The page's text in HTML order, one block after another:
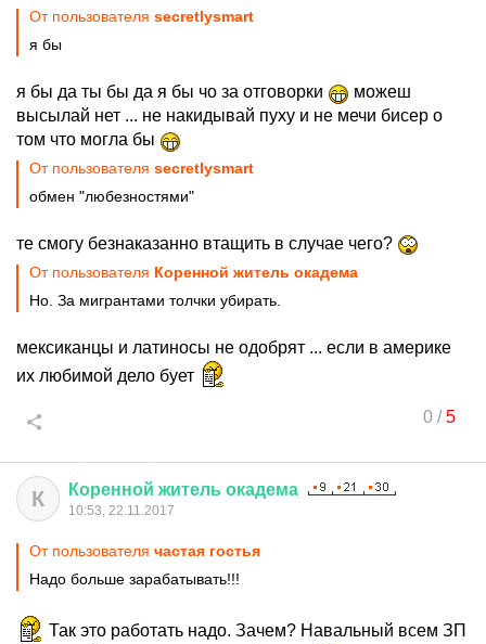
От пользователя secretlysmart
я бы
я бы да ты бы да я бы чо за отговорки
можеш
высылай нет ... не накидывай пуху и не мечи бисер о
том что могла бы
От пользователя secretlysmart
обмен "любезностями"
те смогу безнаказанно втащить в случае чего?
От пользователя Коренной житель окадема
Но. За мигрантами толчки убирать.
мексиканцы и латиносы не одобрят ... если в америке
их любимой дело бует
0/5
К Коренной житель окадема
10:53, 22.11.2017
От пользователя частая гостья
Надо больше зарабатывать!!!
Так это работать надо. Зачем? Навальный всем ЗП